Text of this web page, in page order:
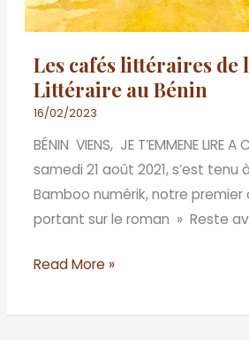
Les cafés littéraires de
Littéraire au Bénin
16/02/2023
BÉNIN VIENS, JE T’EMMENE LIRE
samedi 21 août 2021, s’est tenu
Bamboo numérik, notre
portant sur le roman » Reste
Read More »